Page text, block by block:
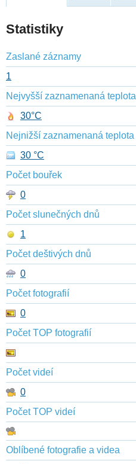
Statistiky
Zaslané záznamy
1
Nejvyšší zaznamenaná teplota
30°C
Nejnižší zaznamenaná teplota
30 °C
Počet bouřek
0
Počet slunečných dnů
1
Počet deštivých dnů
0
Počet fotografií
0
Počet TOP fotografií
Počet videí
0
Počet TOP videí
Oblíbené fotografie a videa